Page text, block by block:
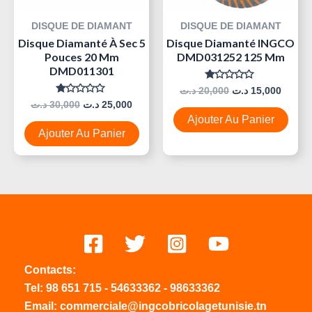
DISQUE DE DIAMANT
Disque Diamanté À Sec 5
Pouces 20 Mm
DMD011301
Note
0
Sur
5
30,000 د.ت 25,000 د.ت
Ajouter Au Panier
DISQUE DE DIAMANT
Disque Diamanté INGCO
DMD031252 125 Mm
Note
0
Sur
5
20,000 د.ت 15,000 د.ت
Ajouter Au Panier
Contacts:
Tel: 98 651 715 - 54633362 - 98633362
Email: commerciale@ingcobricolagetunisie.tn